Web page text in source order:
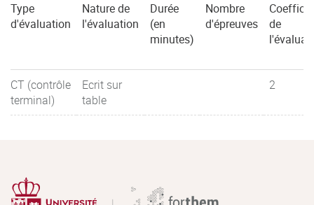
Type
d'évaluation
Nature de
l'évaluation
Durée
(en
minutes)
Nombre
d'épreuves
de
CT (contrôle
terminal)
Ecrit sur
table
2